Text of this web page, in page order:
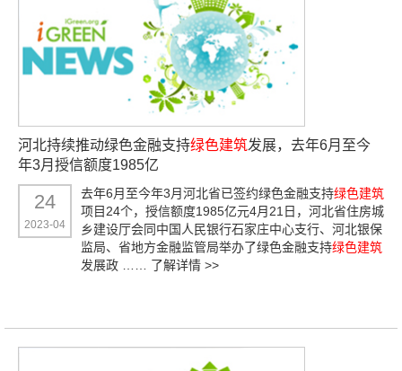
河北持续推动绿色金融支持绿色建筑发展，去年6月至今
年3月授信额度1985亿
24
2023-04
去年6月至今年3月河北省已签约绿色金融支持绿色建筑
项目24个，授信额度1985亿元4月21日，河北省住房城
乡建设厅会同中国人民银行石家庄中心支行、河北银保
监局、省地方金融监管局举办了绿色金融支持绿色建筑
发展政 …… 了解详情 >>